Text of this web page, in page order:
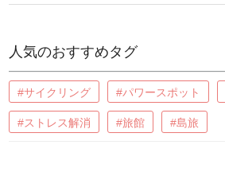
人気のおすすめタグ
#サイクリング #パワースポット
#ストレス解消 #旅館 #島旅